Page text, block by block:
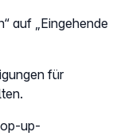
auf „Eingehende
für
up-